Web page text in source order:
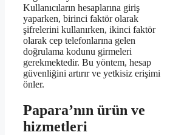
Kullanıcıların hesaplarına giriş
yaparken, birinci faktör olarak
şifrelerini kullanırken, ikinci faktör
olarak cep telefonlarına gelen
doğrulama kodunu girmeleri
gerekmektedir. Bu yöntem, hesap
güvenliğini artırır ve yetkisiz erişimi
önler.
Papara’nın ürün ve
hizmetleri